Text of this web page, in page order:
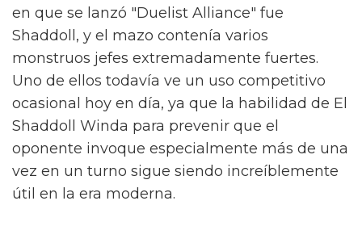
en que se lanzó "Duelist Alliance" fue
Shaddoll, y el mazo contenía varios
monstruos jefes extremadamente fuertes.
Uno de ellos todavía ve un uso competitivo
ocasional hoy en día, ya que la habilidad de El
Shaddoll Winda para prevenir que el
oponente invoque especialmente más de una
vez en un turno sigue siendo increíblemente
útil en la era moderna.